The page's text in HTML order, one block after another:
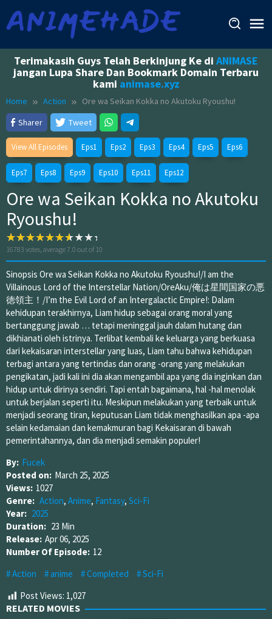
content
Terimakasih Guys Telah Berkinjung Ke di ANIMASE
jangan Lupa Share Dan Bookmark Domain Terbaru
kami animase.xyz
Home Action
Ore wa Seikan Kokka no Akutoku Ryoushu!
Sharer
Tweet
View All Episodes Eps1 Eps2 Eps3 Eps4 Eps5 Eps6
Eps7 Eps8 Eps9 Eps10 Eps11 Eps12
Ore wa Seikan Kokka no Akutoku
Ryoushu!
16783 votes, average7.0 out of 10
Sinopsis Ore wa Seikan Kokka no Akutoku Ryoushu!/I am the
Villainous Lord of the Interstellar Nation/OreAku/俺は星間国家の悪
徳領主！/I’m the Evil Lord of an Intergalactic Empire!: Dalam
kehidupan terakhirnya, Liam hidup sebagai orang moral yang
bertanggung jawab … tetapi meninggal jauh dalam hutang dan
dikhianati oleh istrinya. Terlibat kembali ke keluarga yang berkuasa
dari kekaisaran interstellar yang luas, Liam tahu bahwa kehidupan
terbagi antara yang tertindas dan orang -orang yang melakukan
pengikatan, jadi kali ini dia akan mengambil apa yang dia inginkan dan
hidup untuk dirinya sendiri. Tapi entah bagaimana, hal -hal menolak
untuk berjalan seperti itu. Meskipun melakukan yang terbaik untuk
menjadi seorang tiran, keputusan Liam tidak menghasilkan apa -apa
selain kedamaian dan kemakmuran bagi Kekaisaran di bawah
pemerintahannya, dan dia menjadi semakin populer!
By: Fucek
Posted on: March 25, 2025
Views: 1027
Genre: Action, Anime, Fantasy, Sci-Fi
Year: 2025
Duration: 23 Min
Release: Apr 06, 2025
Number Of Episode: 12
Action
anime Completed
Sci-Fi
Post Views: 1,027
RELATED MOVIES